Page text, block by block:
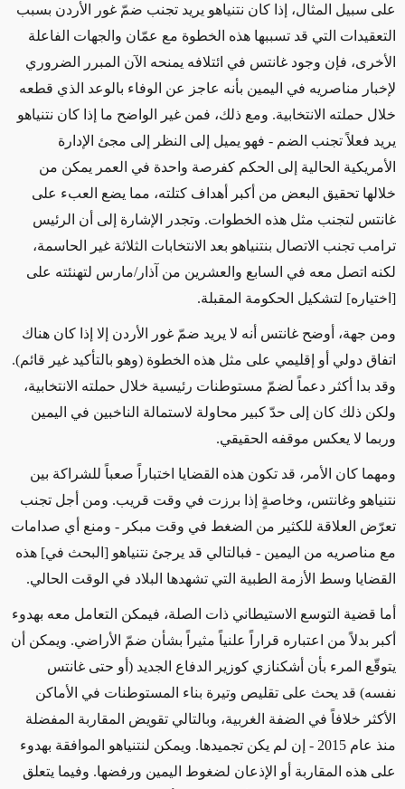
على سبيل المثال، إذا كان نتنياهو يريد تجنب ضمّ غور الأردن بسبب
التعقيدات التي قد تسببها هذه الخطوة مع عمّان والجهات الفاعلة
الأخرى، فإن وجود غانتس في ائتلافه يمنحه الآن المبرر الضروري
لإخبار مناصريه في اليمين بأنه عاجز عن الوفاء بالوعد الذي قطعه
خلال حملته الانتخابية. ومع ذلك، فمن غير الواضح ما إذا كان نتنياهو
يريد فعلاً تجنب الضم - فهو يميل إلى النظر إلى مجئ الإدارة
الأمريكية الحالية إلى الحكم كفرصة واحدة في العمر يمكن من
خلالها تحقيق البعض من أكبر أهداف كتلته، مما يضع العبء على
غانتس لتجنب مثل هذه الخطوات. وتجدر الإشارة إلى أن الرئيس
ترامب تجنب الاتصال بنتنياهو بعد الانتخابات الثلاثة غير الحاسمة،
لكنه اتصل معه في السابع والعشرين من آذار/مارس لتهنئته على
[اختياره] لتشكيل الحكومة المقبلة.
ومن جهة، أوضح غانتس أنه لا يريد ضمّ غور الأردن إلا إذا كان هناك
اتفاق دولي أو إقليمي على مثل هذه الخطوة (وهو بالتأكيد غير قائم).
وقد بدا أكثر دعماً لضمّ مستوطنات رئيسية خلال حملته الانتخابية،
ولكن ذلك كان إلى حدّ كبير محاولة لاستمالة الناخبين في اليمين
وربما لا يعكس موقفه الحقيقي.
ومهما كان الأمر، قد تكون هذه القضايا اختباراً صعباً للشراكة بين
نتنياهو وغانتس، وخاصةٍ إذا برزت في وقت قريب. ومن أجل تجنب
تعرّض العلاقة للكثير من الضغط في وقت مبكر - ومنع أي صدامات
مع مناصريه من اليمين - فبالتالي قد يرجئ نتنياهو [البحث في] هذه
القضايا وسط الأزمة الطبية التي تشهدها البلاد في الوقت الحالي.
أما قضية التوسع الاستيطاني ذات الصلة، فيمكن التعامل معه بهدوء
أكبر بدلاً من اعتباره قراراً علنياً مثيراً بشأن ضمّ الأراضي. ويمكن أن
يتوقّع المرء بأن أشكنازي كوزير الدفاع الجديد (أو حتى غانتس
نفسه) قد يحث على تقليص وتيرة بناء المستوطنات في الأماكن
الأكثر خلافاً في الضفة الغربية، وبالتالي تقويض المقاربة المفضلة
منذ عام 2015 - إن لم يكن تجميدها. ويمكن لنتنياهو الموافقة بهدوء
على هذه المقاربة أو الإذعان لضغوط اليمين ورفضها. وفيما يتعلق